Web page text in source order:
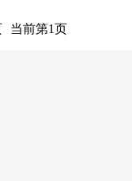
当前第1页